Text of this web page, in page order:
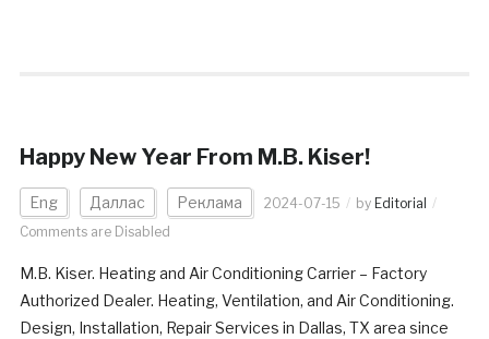
Happy New Year From M.B. Kiser!
Eng Даллас Реклама 2024-07-15 by Editorial
Comments are Disabled
M.B. Kiser. Heating and Air Conditioning Carrier – Factory
Authorized Dealer. Heating, Ventilation, and Air Conditioning.
Design, Installation, Repair Services in Dallas, TX area since